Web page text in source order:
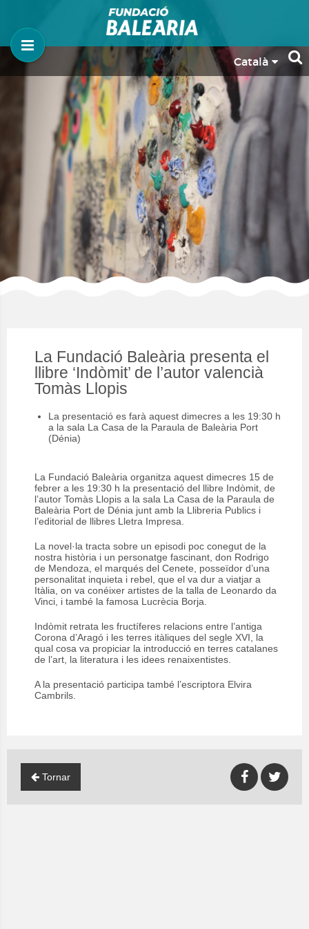
Català
La Fundació Baleària presenta el
llibre ‘Indòmit’ de l’autor valencià
Tomàs Llopis
La presentació es farà aquest dimecres a les 19:30 h
a la sala La Casa de la Paraula de Baleària Port
(Dénia)
La Fundació Baleària organitza aquest dimecres 15 de
febrer a les 19:30 h la presentació del llibre Indòmit, de
l’autor Tomàs Llopis a la sala La Casa de la Paraula de
Baleària Port de Dénia junt amb la Llibreria Publics i
l’editorial de llibres Lletra Impresa.
La novel·la tracta sobre un episodi poc conegut de la
nostra història i un personatge fascinant, don Rodrigo
de Mendoza, el marqués del Cenete, posseïdor d’una
personalitat inquieta i rebel, que el va dur a viatjar a
Itàlia, on va conéixer artistes de la talla de Leonardo da
Vinci, i també la famosa Lucrècia Borja.
Indòmit retrata les fructíferes relacions entre l’antiga
Corona d’Aragó i les terres itàliques del segle XVI, la
qual cosa va propiciar la introducció en terres catalanes
de l’art, la literatura i les idees renaixentistes.
A la presentació participa també l’escriptora Elvira
Cambrils.
Tornar